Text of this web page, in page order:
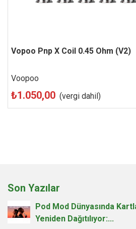
Beğen
Vopoo Pnp X Coil 0.45 Ohm (V2)
Voopoo
₺1.050,00 (vergi dahil)
Son Yazılar
Pod Mod Dünyasında
Yeniden Dağıtılıyor:...